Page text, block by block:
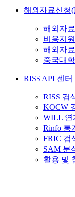
해외자료신청
해외자
비용지
해외자
중국대
RISS API 센터
RISS 검
KOCW
WILL 연
Rinfo 통
FRIC 검
SAM 분
활용 및